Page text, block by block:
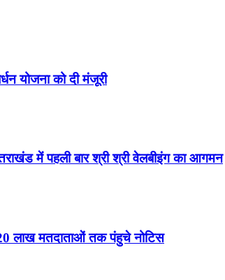
योजना को दी मंजूरी
में पहली बार श्री श्री वेलबीइंग का आगमन
लाख मतदाताओं तक पंहुचे नोटिस